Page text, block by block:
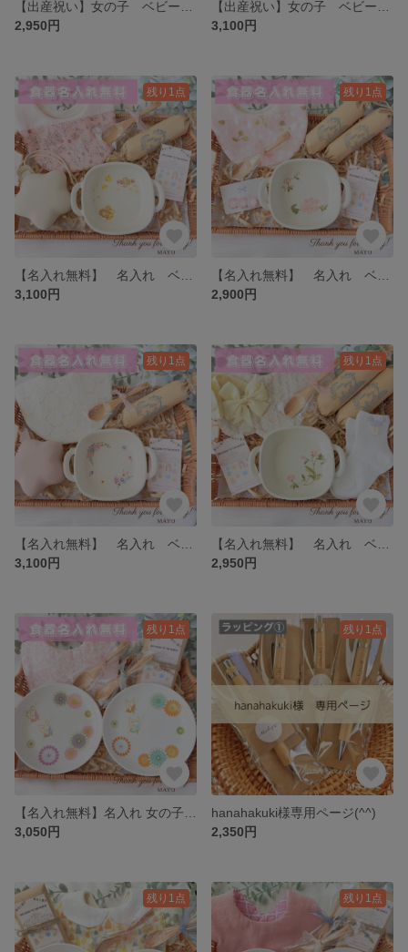
2,950円
3,100円
残り1点
3,100円
残り1点
2,900円
残り1点
3,100円
残り1点
2,950円
残り1点
3,050円
残り1点
hanahakuki様専用ページ(^^)
2,350円
残り1点 残り1点